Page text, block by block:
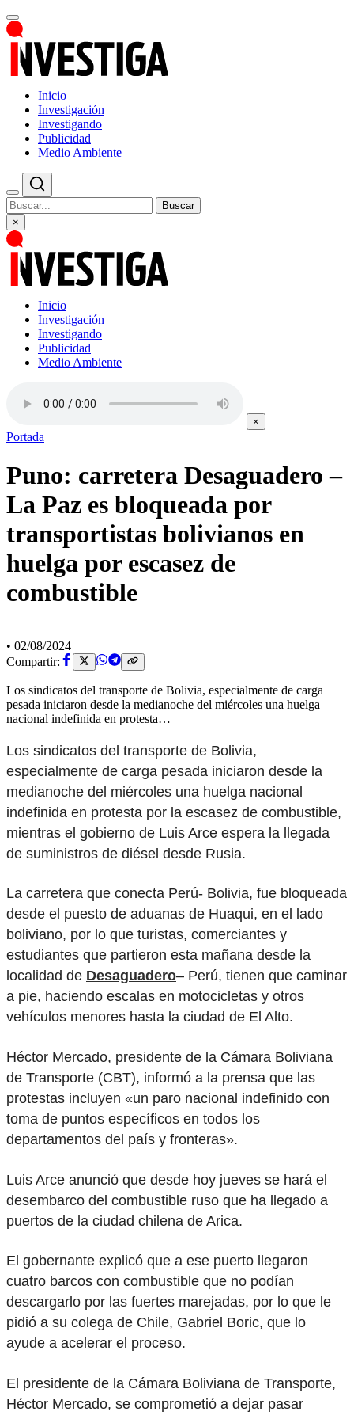
Inicio
Investigación
Investigando
Publicidad
Medio Ambiente
Buscar
×
Inicio
Investigación
Investigando
Publicidad
Medio Ambiente
×
Portada
Puno: carretera Desaguadero –
La Paz es bloqueada por
transportistas bolivianos en
huelga por escasez de
combustible
• 02/08/2024
Compartir:
Los sindicatos del transporte de Bolivia, especialmente de carga
pesada iniciaron desde la medianoche del miércoles una huelga
nacional indefinida en protesta…
Los sindicatos del transporte de Bolivia,
especialmente de carga pesada iniciaron desde la
medianoche del miércoles una huelga nacional
indefinida en protesta por la escasez de combustible,
mientras el gobierno de Luis Arce espera la llegada
de suministros de diésel desde Rusia.
La carretera que conecta Perú- Bolivia, fue bloqueada
desde el puesto de aduanas de Huaqui, en el lado
boliviano, por lo que turistas, comerciantes y
estudiantes que partieron esta mañana desde la
localidad de Desaguadero– Perú, tienen que caminar
a pie, haciendo escalas en motocicletas y otros
vehículos menores hasta la ciudad de El Alto.
Héctor Mercado, presidente de la Cámara Boliviana
de Transporte (CBT), informó a la prensa que las
protestas incluyen «un paro nacional indefinido con
toma de puntos específicos en todos los
departamentos del país y fronteras».
Luis Arce anunció que desde hoy jueves se hará el
desembarco del combustible ruso que ha llegado a
puertos de la ciudad chilena de Arica.
El gobernante explicó que a ese puerto llegaron
cuatro barcos con combustible que no podían
descargarlo por las fuertes marejadas, por lo que le
pidió a su colega de Chile, Gabriel Boric, que lo
ayude a acelerar el proceso.
El presidente de la Cámara Boliviana de Transporte,
Héctor Mercado, se comprometió a dejar pasar